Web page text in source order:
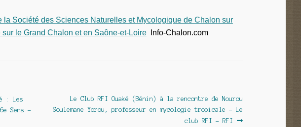
la Société des Sciences Naturelles et Mycologique de Chalon sur
le Grand Chalon et en Saône-et-LoireInfo-Chalon.com
: Les
Sens –
Article
suivant :
Le Club RFI Ouaké (Bénin) à la rencontre de Nourou
Soulemane Yorou, professeur en mycologie tropicale – Le
club RFI – RFI